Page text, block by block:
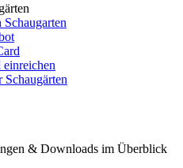
& Downloads im Überblick